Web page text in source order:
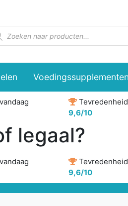
Voedingssupplementen
9,6/10
legaal?
9,6/10